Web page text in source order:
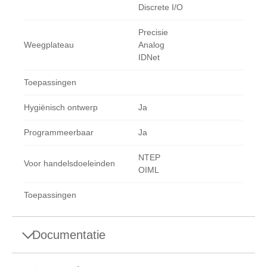
Discrete I/O
Weegplateau
Precisie
Analog
IDNet
Toepassingen
Hygiënisch ontwerp Ja
Programmeerbaar Ja
Voor handelsdoeleinden
NTEP
OIML
Toepassingen
Documentatie